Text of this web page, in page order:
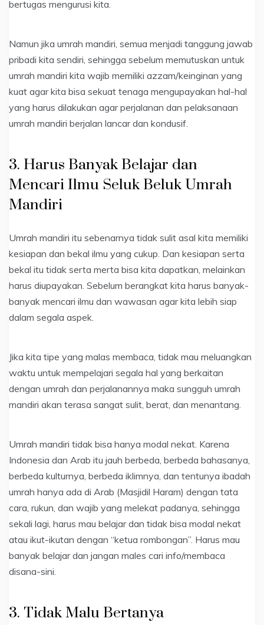
bertugas mengurusi kita.
Namun jika umrah mandiri, semua menjadi tanggung jawab
pribadi kita sendiri, sehingga sebelum memutuskan untuk
umrah mandiri kita wajib memiliki azzam/keinginan yang
kuat agar kita bisa sekuat tenaga mengupayakan hal-hal
yang harus dilakukan agar perjalanan dan pelaksanaan
umrah mandiri berjalan lancar dan kondusif.
3. Harus Banyak Belajar dan
Mencari Ilmu Seluk Beluk Umrah
Mandiri
Umrah mandiri itu sebenarnya tidak sulit asal kita memiliki
kesiapan dan bekal ilmu yang cukup. Dan kesiapan serta
bekal itu tidak serta merta bisa kita dapatkan, melainkan
harus diupayakan. Sebelum berangkat kita harus banyak-
banyak mencari ilmu dan wawasan agar kita lebih siap
dalam segala aspek.
Jika kita tipe yang malas membaca, tidak mau meluangkan
waktu untuk mempelajari segala hal yang berkaitan
dengan umrah dan perjalanannya maka sungguh umrah
mandiri akan terasa sangat sulit, berat, dan menantang.
Umrah mandiri tidak bisa hanya modal nekat. Karena
Indonesia dan Arab itu jauh berbeda, berbeda bahasanya,
berbeda kulturnya, berbeda iklimnya, dan tentunya ibadah
umrah hanya ada di Arab (Masjidil Haram) dengan tata
cara, rukun, dan wajib yang melekat padanya, sehingga
sekali lagi, harus mau belajar dan tidak bisa modal nekat
atau ikut-ikutan dengan “ketua rombongan”. Harus mau
banyak belajar dan jangan males cari info/membaca
disana-sini.
3. Tidak Malu Bertanya